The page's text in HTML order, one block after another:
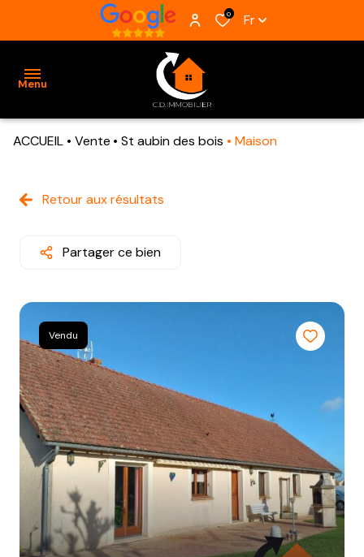
0 Fr
Menu
VENTES
VENDUS
ALERTE
E-MAIL
NOTRE
AGENCE
CONTACT
ACCUEIL Vente St aubin des bois Maison
Retour aux résultats
Partager ce bien
Vendu